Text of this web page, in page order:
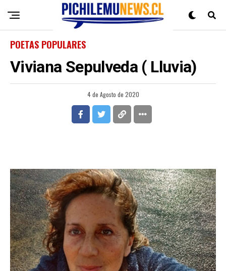
POETAS POPULARES
Viviana Sepulveda ( Lluvia)
4 de Agosto de 2020